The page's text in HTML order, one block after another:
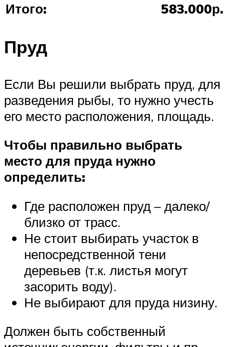
Итого: 583.000р.
Пруд
Если Вы решили выбрать пруд, для
разведения рыбы, то нужно учесть
его место расположения, площадь.
Чтобы правильно выбрать
место для пруда нужно
определить:
Где расположен пруд – далеко/
близко от трасс.
Не стоит выбирать участок в
непосредственной тени
деревьев (т.к. листья могут
засорить воду).
Не выбирают для пруда низину.
Должен быть собственный